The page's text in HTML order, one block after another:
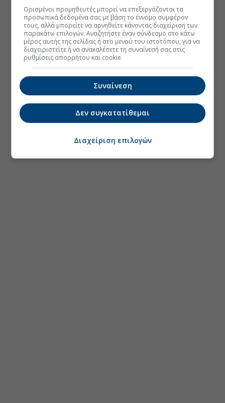
Ορισμένοι προμηθευτές μπορεί να επεξεργάζονται τα
προσωπικά δεδομένα σας με βάση το έννομο συμφέρον
τους, αλλά μπορείτε να αρνηθείτε κάνοντας διαχείριση των
παρακάτω επιλογών. Αναζητήστε έναν σύνδεσμο στο κάτω
μέρος αυτής της σελίδας ή στο μενού του ιστοτόπου, για να
διαχειριστείτε ή να ανακαλέσετε τη συναίνεσή σας στις
ρυθμίσεις απορρήτου και cookie.
Συναίνεση
Δεν συγκατατίθεμαι
Διαχείριση επιλογών